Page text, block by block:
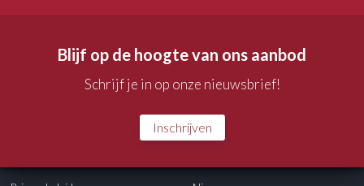
Blijf op de hoogte van ons aanbod
Schrijf je in op onze nieuwsbrief!
Inschrijven